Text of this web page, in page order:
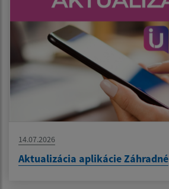
14.07.2026
Aktualizácia aplikácie Záhradné